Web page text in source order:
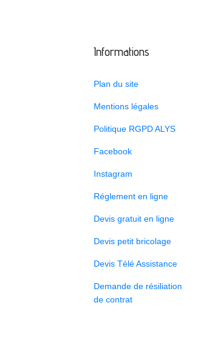
Informations
Plan du site
Mentions légales
Politique RGPD ALYS
Facebook
Instagram
Réglement en ligne
Devis gratuit en ligne
Devis petit bricolage
Devis Télé Assistance
Demande de résiliation
de contrat